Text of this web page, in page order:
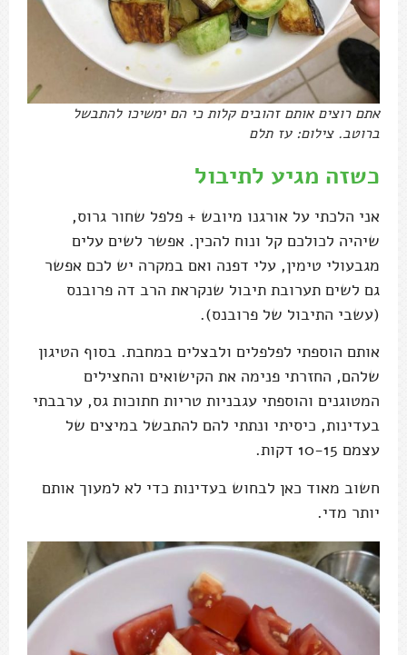
אתם רוצים אותם זהובים קלות כי הם ימשיכו להתבשל
ברוטב. צילום: עז תלם
כשזה מגיע לתיבול
אני הלכתי על אורגנו מיובש + פלפל שחור גרוס,
שיהיה לכולכם קל ונוח להכין. אפשר לשים עלים
מגבעולי טימין, עלי דפנה ואם במקרה יש לכם אפשר
גם לשים תערובת תיבול שנקראת הרב דה פרובנס
(עשבי התיבול של פרובנס).
אותם הוספתי לפלפלים ולבצלים במחבת. בסוף הטיגון
שלהם, החזרתי פנימה את הקישואים והחצילים
המטוגנים והוספתי עגבניות טריות חתוכות גס, ערבבתי
בעדינות, כיסיתי ונתתי להם להתבשל במיצים של
עצמם 10-15 דקות.
חשוב מאוד כאן לבחוש בעדינות כדי לא למעוך אותם
יותר מדי.